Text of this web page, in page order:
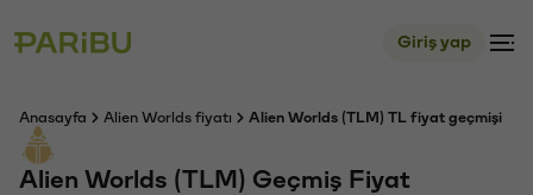
Giriş yap
Anasayfa Alien Worlds fiyatı Alien Worlds (TLM) TL fiyat geçmişi
Alien Worlds (TLM) Geçmiş Fiyat